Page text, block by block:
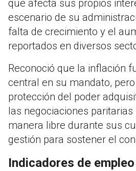
que afecta sus propios
escenario de su
falta de crecimiento y el
reportados en diversos
Reconoció que la inflación
central en su mandato,
protección del poder
las negociaciones
manera libre durante sus
gestión para sostener el
Indicadores de